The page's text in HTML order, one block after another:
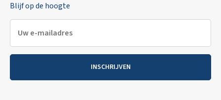
Blijf op de hoogte
INSCHRIJVEN